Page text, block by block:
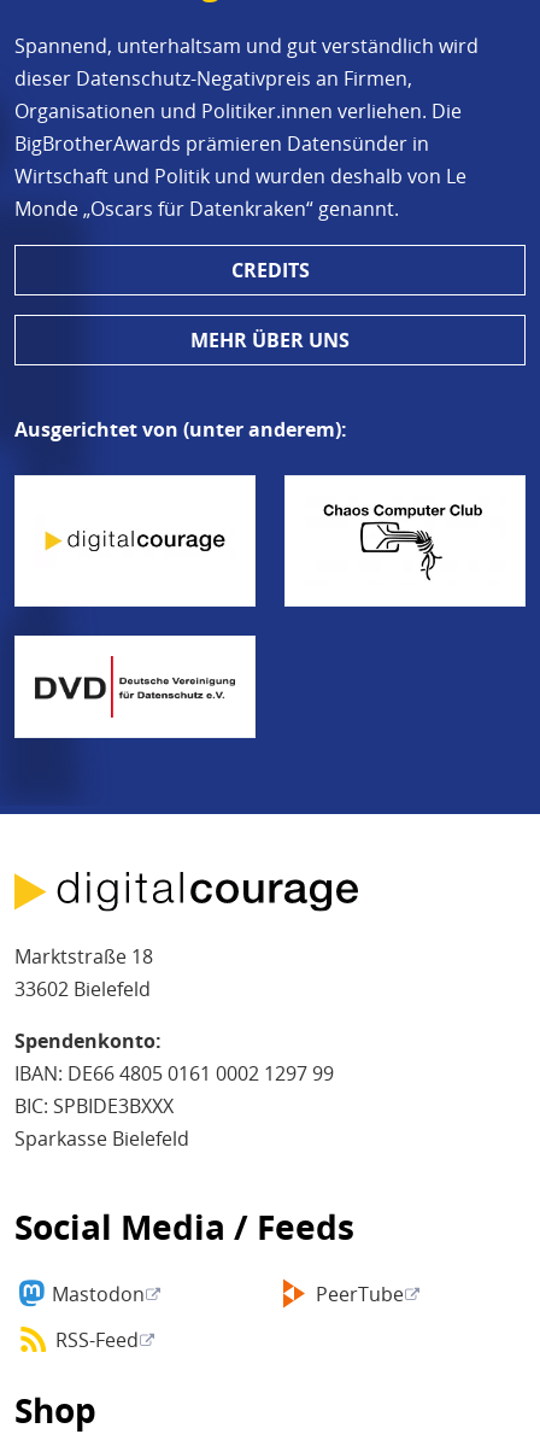
Spannend, unterhaltsam und gut verständlich wird
dieser Datenschutz-Negativpreis an Firmen,
Organisationen und Politiker.innen verliehen. Die
BigBrotherAwards prämieren Datensünder in
Wirtschaft und Politik und wurden deshalb von Le
Monde „Oscars für Datenkraken“ genannt.
CREDITS
MEHR ÜBER UNS
Ausgerichtet von (unter anderem):
Marktstraße 18
33602 Bielefeld
Spendenkonto:
IBAN: DE66 4805 0161 0002 1297 99
BIC: SPBIDE3BXXX
Sparkasse Bielefeld
Social Media / Feeds
Mastodon
PeerTube
RSS-Feed
Shop